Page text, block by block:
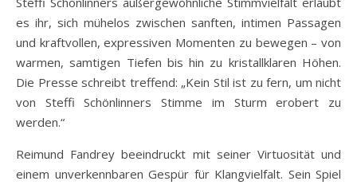
es ihr, sich mühelos zwischen sanften, intimen Passagen
und kraftvollen, expressiven Momenten zu bewegen – von
warmen, samtigen Tiefen bis hin zu kristallklaren Höhen.
Die Presse schreibt treffend: „Kein Stil ist zu fern, um nicht
von Steffi Schönlinners Stimme im Sturm erobert zu
werden.“
Reimund Fandrey beeindruckt mit seiner Virtuosität und
einem unverkennbaren Gespür für Klangvielfalt. Sein Spiel